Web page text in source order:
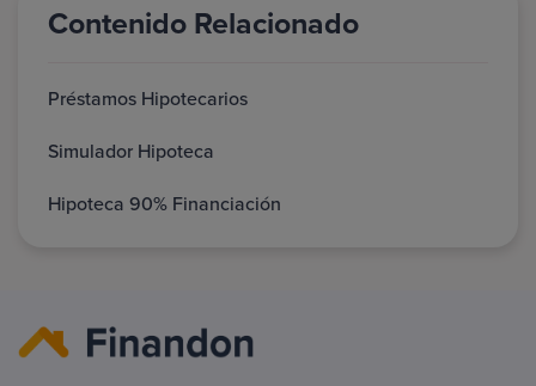
Contenido Relacionado
Préstamos Hipotecarios
Simulador Hipoteca
Hipoteca 90% Financiación